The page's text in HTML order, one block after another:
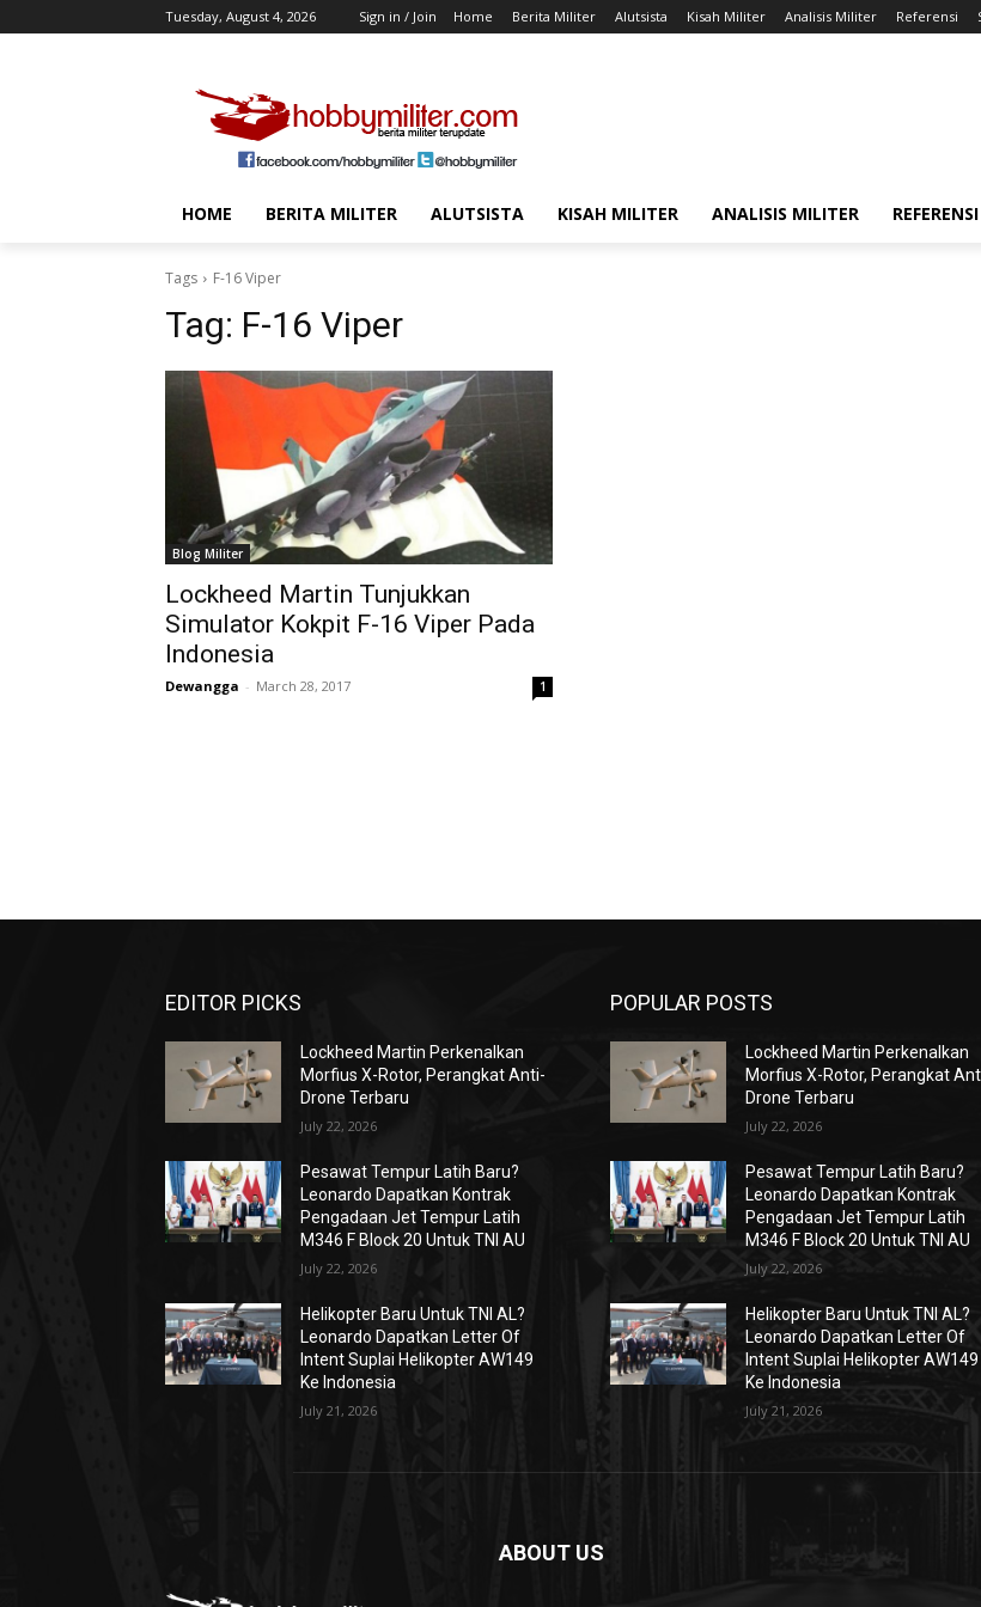
Tuesday, August 4, 2026 Sign in / Join Home Berita Militer Alutsista Kisah Militer Analisis Militer Referensi
HOME BERITA MILITER ALUTSISTA KISAH MILITER ANALISIS MILITER REFERENSI
Tags F-16 Viper
Tag: F-16 Viper
Blog Militer
Lockheed Martin Tunjukkan
Simulator Kokpit F-16 Viper Pada
Indonesia
Dewangga - March 28, 2017 1
EDITOR PICKS
Lockheed Martin Perkenalkan
Morfius X-Rotor, Perangkat Anti-
Drone Terbaru
July 22, 2026
Pesawat Tempur Latih Baru?
Leonardo Dapatkan Kontrak
Pengadaan Jet Tempur Latih
M346 F Block 20 Untuk TNI AU
July 22, 2026
Helikopter Baru Untuk TNI AL?
Leonardo Dapatkan Letter Of
Intent Suplai Helikopter AW149
Ke Indonesia
July 21, 2026
POPULAR POSTS
Lockheed Martin Perkenalkan
Morfius X-Rotor, Perangkat
Drone Terbaru
July 22, 2026
Pesawat Tempur Latih Baru?
Leonardo Dapatkan Kontrak
Pengadaan Jet Tempur Latih
M346 F Block 20 Untuk TNI AU
July 22, 2026
Helikopter Baru Untuk TNI AL?
Leonardo Dapatkan Letter Of
Intent Suplai Helikopter AW149
Ke Indonesia
July 21, 2026
ABOUT US